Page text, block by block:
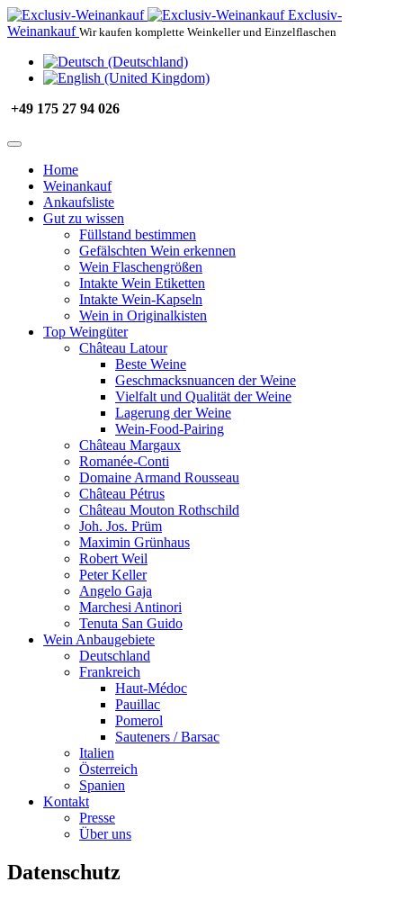
Exclusiv-
Weinankauf Wir kaufen komplette Weinkeller und Einzelflaschen
+49 175 27 94 026
Home
Weinankauf
Ankaufsliste
Gut zu wissen
Füllstand bestimmen
Gefälschten Wein erkennen
Wein Flaschengrößen
Intakte Wein Etiketten
Intakte Wein-Kapseln
Wein in Originalkisten
Top Weingüter
Château Latour
Beste Weine
Geschmacksnuancen der Weine
Vielfalt und Qualität der Weine
Lagerung der Weine
Wein-Food-Pairing
Château Margaux
Romanée-Conti
Domaine Armand Rousseau
Château Pétrus
Château Mouton Rothschild
Joh. Jos. Prüm
Maximin Grünhaus
Robert Weil
Peter Keller
Angelo Gaja
Marchesi Antinori
Tenuta San Guido
Wein Anbaugebiete
Deutschland
Frankreich
Haut-Médoc
Pauillac
Pomerol
Sauteners / Barsac
Italien
Österreich
Spanien
Kontakt
Presse
Über uns
Datenschutz